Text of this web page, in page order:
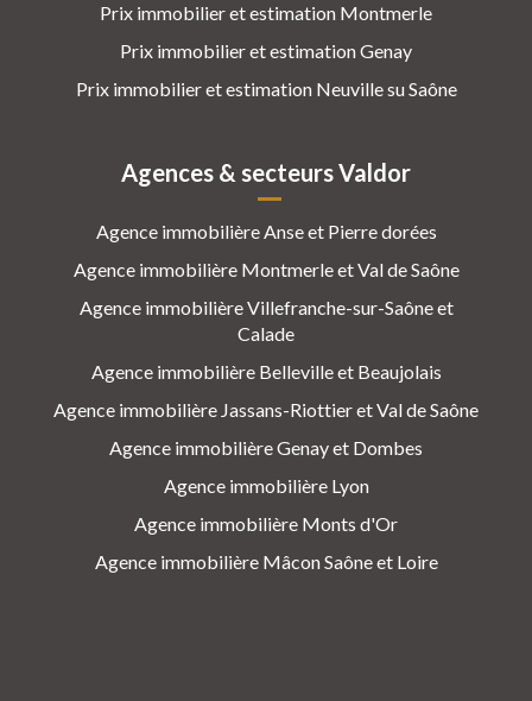
Prix immobilier et estimation Montmerle
Prix immobilier et estimation Genay
Prix immobilier et estimation Neuville su Saône
Agences & secteurs Valdor
Agence immobilière Anse et Pierre dorées
Agence immobilière Montmerle et Val de Saône
Agence immobilière Villefranche-sur-Saône et
Calade
Agence immobilière Belleville et Beaujolais
Agence immobilière Jassans-Riottier et Val de Saône
Agence immobilière Genay et Dombes
Agence immobilière Lyon
Agence immobilière Monts d'Or
Agence immobilière Mâcon Saône et Loire